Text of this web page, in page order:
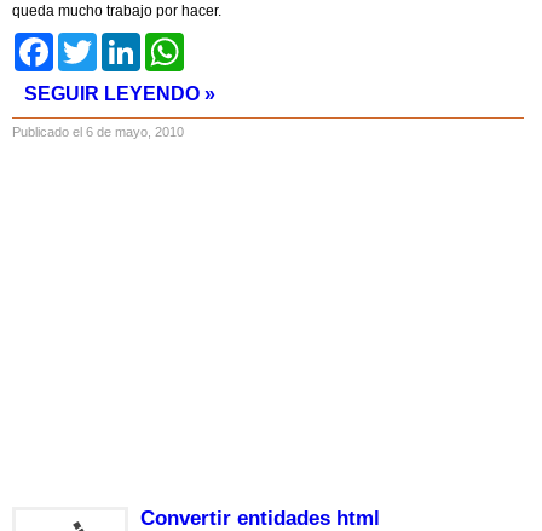
queda mucho trabajo por hacer.
FacebookTwitter LinkedIn
SEGUIR LEYENDO »
Publicado el 6 de mayo, 2010
Convertir entidades html